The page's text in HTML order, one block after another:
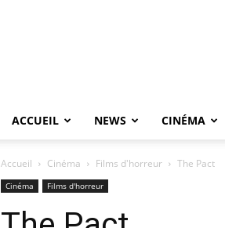
ACCUEIL NEWS CINÉMA
Accueil Cinéma Films d'horreur The Pact
Cinéma Films d'horreur